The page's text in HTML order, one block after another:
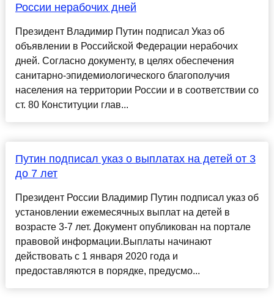
России нерабочих дней
Президент Владимир Путин подписал Указ об
объявлении в Российской Федерации нерабочих
дней. Согласно документу, в целях обеспечения
санитарно-эпидемиологического благополучия
населения на территории России и в соответствии со
ст. 80 Конституции глав...
Путин подписал указ о выплатах на детей от 3
до 7 лет
Президент России Владимир Путин подписал указ об
установлении ежемесячных выплат на детей в
возрасте 3-7 лет. Документ опубликован на портале
правовой информации.Выплаты начинают
действовать с 1 января 2020 года и
предоставляются в порядке, предусмо...